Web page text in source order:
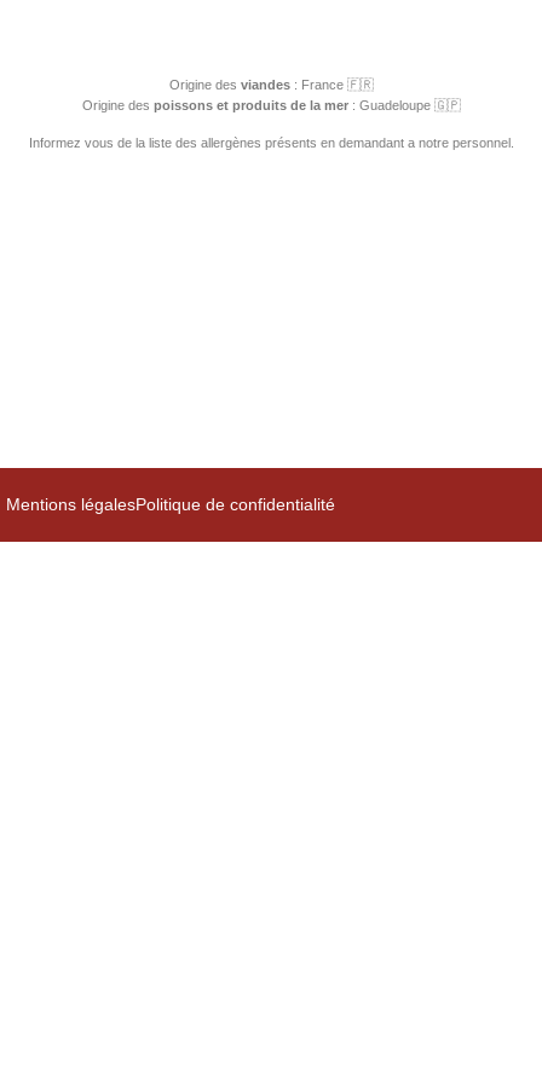
Origine des viandes: France 🇫🇷
Origine des poissons et produits de la mer: Guadeloupe 🇬🇵
Informez vous de la liste des allergènes présents en demandant a notre personnel.
Mentions légalesPolitique de confidentialité